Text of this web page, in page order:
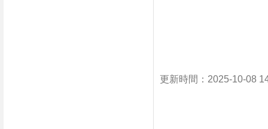
更新時間：2025-10-08